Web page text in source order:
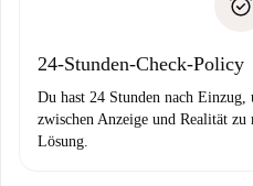
24-Stunden-Check-Policy
Du hast 24 Stunden nach
zwischen Anzeige und Realität
Lösung.